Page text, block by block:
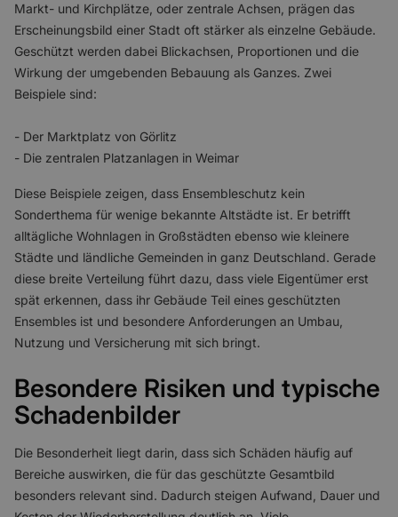
Markt- und Kirchplätze, oder zentrale Achsen, prägen das
Erscheinungsbild einer Stadt oft stärker als einzelne Gebäude.
Geschützt werden dabei Blickachsen, Proportionen und die
Wirkung der umgebenden Bebauung als Ganzes. Zwei
Beispiele sind:
- Der Marktplatz von Görlitz
- Die zentralen Platzanlagen in Weimar
Diese Beispiele zeigen, dass Ensembleschutz kein
Sonderthema für wenige bekannte Altstädte ist. Er betrifft
alltägliche Wohnlagen in Großstädten ebenso wie kleinere
Städte und ländliche Gemeinden in ganz Deutschland. Gerade
diese breite Verteilung führt dazu, dass viele Eigentümer erst
spät erkennen, dass ihr Gebäude Teil eines geschützten
Ensembles ist und besondere Anforderungen an Umbau,
Nutzung und Versicherung mit sich bringt.
Besondere Risiken und typische
Schadenbilder
Die Besonderheit liegt darin, dass sich Schäden häufig auf
Bereiche auswirken, die für das geschützte Gesamtbild
besonders relevant sind. Dadurch steigen Aufwand, Dauer und